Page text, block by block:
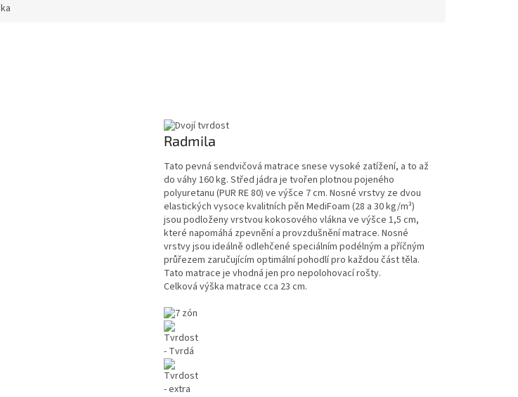
Radmila
Tato pevná sendvičová matrace snese vysoké zatížení, a to až
do váhy 160 kg. Střed jádra je tvořen plotnou pojeného
polyuretanu (PUR RE 80) ve výšce 7 cm. Nosné vrstvy ze dvou
elastických vysoce kvalitních pěn MediFoam (28 a 30 kg/m³)
jsou podloženy vrstvou kokosového vlákna ve výšce 1,5 cm,
které napomáhá zpevnění a provzdušnění matrace. Nosné
vrstvy jsou ideálně odlehčené speciálním podélným a příčným
průřezem zaručujícím optimální pohodlí pro každou část těla.
Tato matrace je vhodná jen pro nepolohovací rošty.
Celková výška matrace cca 23 cm.